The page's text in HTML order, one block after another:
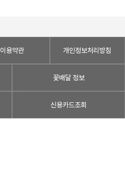
이용약관 개인정보처리방침
꽃배달 정보
신용카드조회